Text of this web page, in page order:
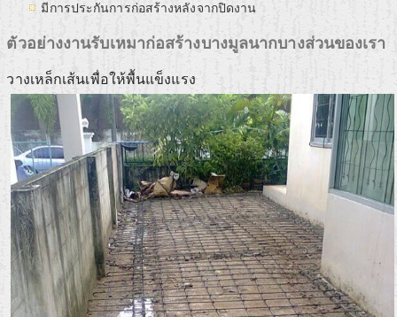
มีการประกันการก่อสร้างหลังจากปิดงาน
ตัวอย่างงานรับเหมาก่อสร้างบางมูลนากบางส่วนของเรา
วางเหล็กเส้นเพื่อให้พื้นแข็งแรง